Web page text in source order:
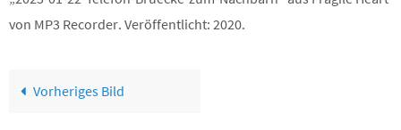
von MP3 Recorder. Veröffentlicht: 2020.
Vorheriges Bild